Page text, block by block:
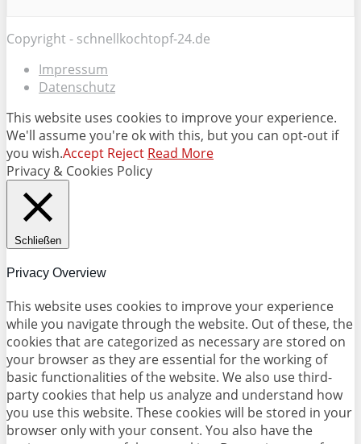
Copyright - schnellkochtopf-24.de
Impressum
Datenschutz
This website uses cookies to improve your experience.
We'll assume you're ok with this, but you can opt-out if
you wish.Accept Reject Read More
Privacy & Cookies Policy
Schließen
Privacy Overview
This website uses cookies to improve your experience
while you navigate through the website. Out of these, the
cookies that are categorized as necessary are stored on
your browser as they are essential for the working of
basic functionalities of the website. We also use third-
party cookies that help us analyze and understand how
you use this website. These cookies will be stored in your
browser only with your consent. You also have the